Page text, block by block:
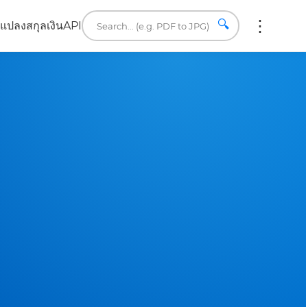
แปลงสกุลเงินAPI 🔍